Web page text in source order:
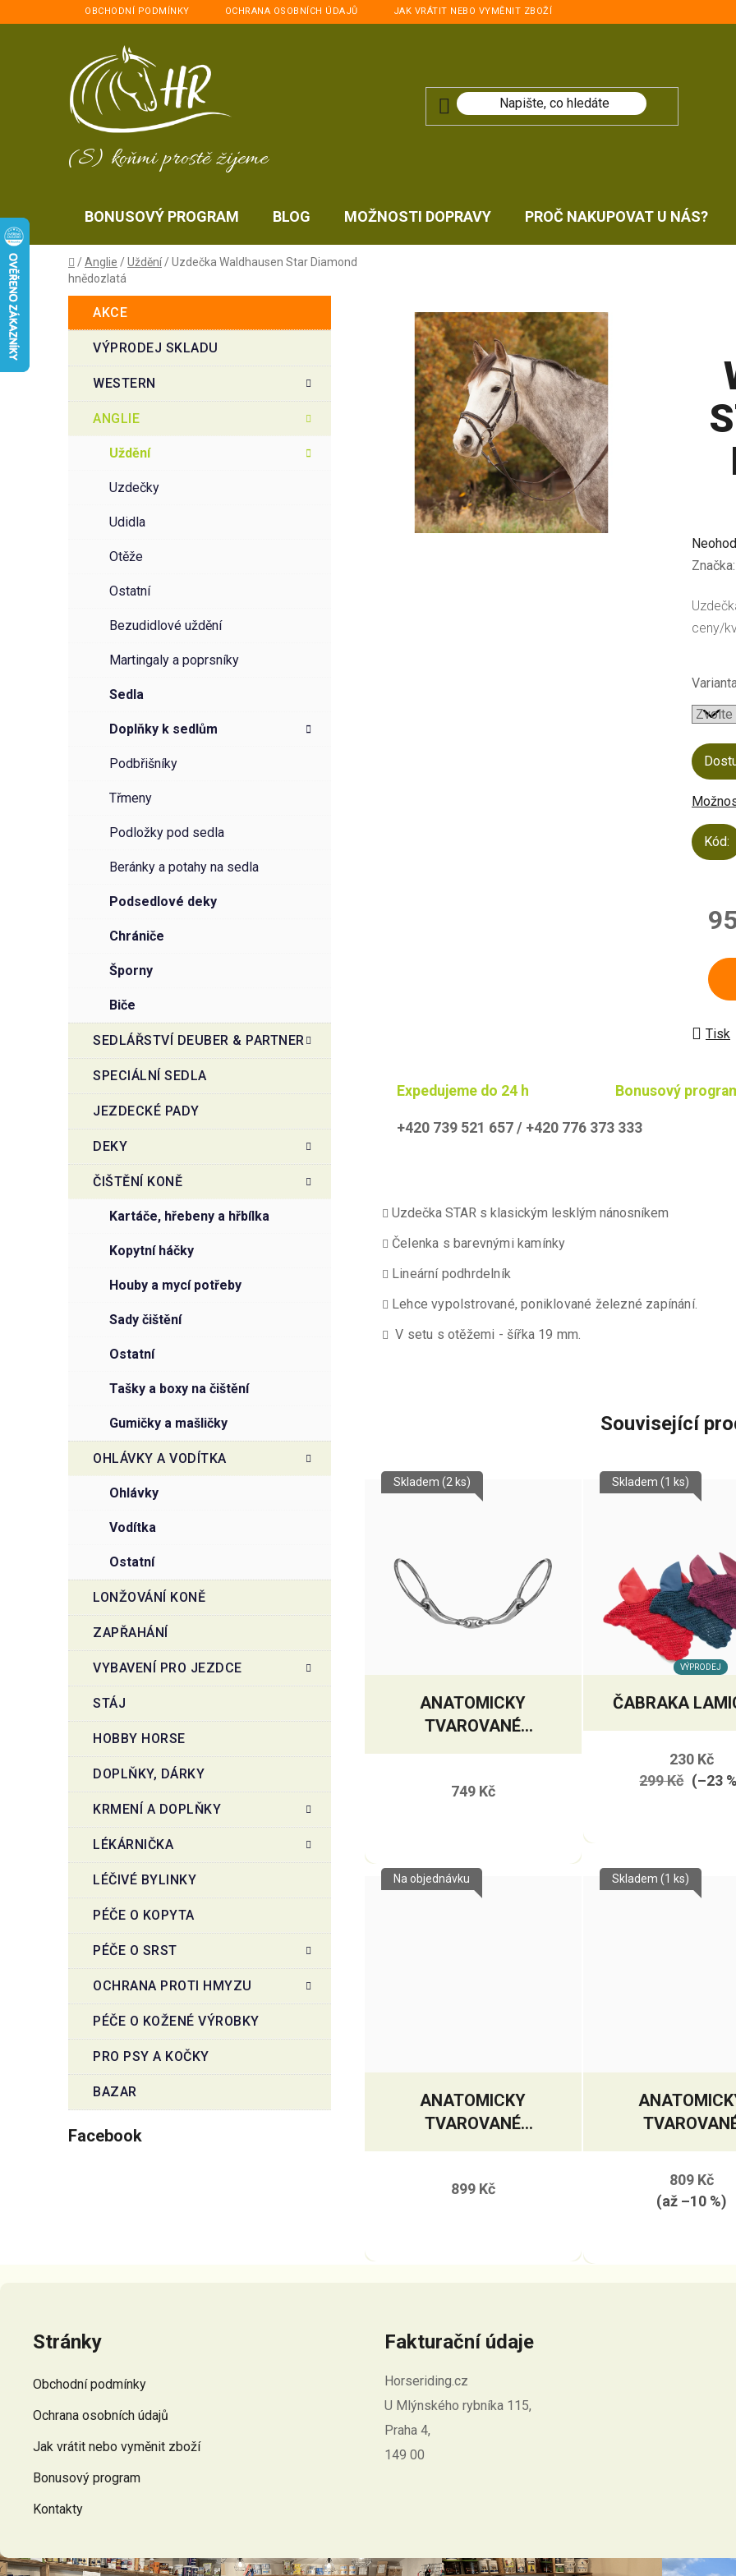
na
OBCHODNÍ PODMÍNKY OCHRANA OSOBNÍCH ÚDAJŮ JAK VRÁTIT NEBO VYMĚNIT ZBOŽÍ
(S) koňmi prostě žijeme
BONUSOVÝ PROGRAM BLOG MOŽNOSTI DOPRAVY PROČ NAKUPOVAT U NÁS?
Domů
/Anglie /Uždění /Uzdečka Waldhausen Star Diamond
hnědozlatá
o
t
n
kategorie
AKCE
VÝPRODEJ SKLADU
WESTERN
ANGLIE
uždění
uzdečky
udidla
otěže
ostatní
bezudidlové uždění
martingaly a poprsníky
sedla
doplňky k sedlům
podbřišníky
třmeny
podložky pod sedla
beránky a potahy na sedla
podsedlové deky
chrániče
šporny
biče
SEDLÁŘSTVÍ DEUBER & PARTNER
SPECIÁLNÍ SEDLA
JEZDECKÉ PADY
DEKY
ČIŠTĚNÍ KONĚ
kartáče, hřebeny a hřbílka
kopytní háčky
houby a mycí potřeby
sady čištění
ostatní
tašky a boxy na čištění
gumičky a mašličky
OHLÁVKY A VODÍTKA
ohlávky
vodítka
ostatní
LONŽOVÁNÍ KONĚ
ZAPŘAHÁNÍ
VYBAVENÍ PRO JEZDCE
STÁJ
HOBBY HORSE
DOPLŇKY, DÁRKY
KRMENÍ A DOPLŇKY
LÉKÁRNIČKA
LÉČIVÉ BYLINKY
PÉČE O KOPYTA
PÉČE O SRST
OCHRANA PROTI HMYZU
PÉČE O KOŽENÉ VÝROBKY
PRO PSY A KOČKY
BAZAR
Facebook
je
0,0
5
Značka:
ceny/
Kód:
Tisk
Expedujeme do 24 h Bonusový
+420 739 521 657 / +420 776 373 333
Uzdečka STAR s klasickým lesklým nánosníkem
Čelenka s barevnými kamínky
Lineární podhrdelník
Lehce vypolstrované, poniklované železné zapínání.
V setu s otěžemi - šířka 19 mm.
Související
ANATOMICKY
TVAROVANÉ
DVAKRÁT LOMENÉ
Skladem (2 ks)
749 Kč
VÝPRODEJ
ČABRAKA
Skladem (1 ks)
230 Kč
299 Kč (–23
ANATOMICKY
TVAROVANÉ
Na objednávku
899 Kč
UDIDLO SWEET
Skladem (1 ks)
809 Kč
(až –10 %)
Stránky
Obchodní podmínky
Ochrana osobních údajů
Jak vrátit nebo vyměnit zboží
Bonusový program
Kontakty
Fakturační údaje
Horseriding.cz
U Mlýnského rybníka 115,
Praha 4,
149 00